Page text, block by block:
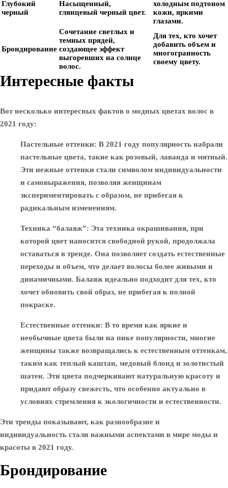
Глубокий
черный
Насыщенный,
глянцевый черный цвет.
холодным подтоном
кожи, яркими
глазами.
Брондирование
Сочетание светлых и
темных прядей,
создающее эффект
выгоревших на солнце
волос.
Для тех, кто хочет
добавить объем и
многогранность
своему цвету.
Интересные факты
Вот несколько интересных фактов о модных цветах волос в
2021 году:
Пастельные оттенки: В 2021 году популярность набрали
пастельные цвета, такие как розовый, лаванда и мятный.
Эти нежные оттенки стали символом индивидуальности
и самовыражения, позволяя женщинам
экспериментировать с образом, не прибегая к
радикальным изменениям.
Техника “балаяж”: Эта техника окрашивания, при
которой цвет наносится свободной рукой, продолжала
оставаться в тренде. Она позволяет создать естественные
переходы и объем, что делает волосы более живыми и
динамичными. Балаяж идеально подходит для тех, кто
хочет обновить свой образ, не прибегая к полной
покраске.
Естественные оттенки: В то время как яркие и
необычные цвета были на пике популярности, многие
женщины также возвращались к естественным оттенкам,
таким как теплый каштан, медовый блонд и золотистый
шатен. Эти цвета подчеркивают натуральную красоту и
придают образу свежесть, что особенно актуально в
условиях стремления к экологичности и естественности.
Эти тренды показывают, как разнообразие и
индивидуальность стали важными аспектами в мире моды и
красоты в 2021 году.
Брондирование